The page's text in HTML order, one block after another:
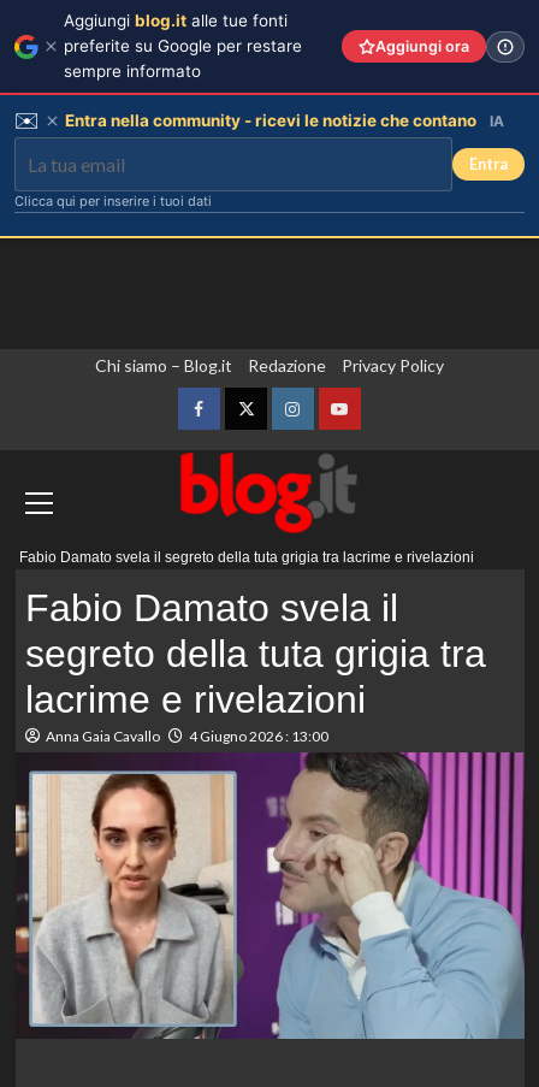
Chi siamo – Blog.it Redazione Privacy Policy
FacebookTwitterInstagramYouTube
Fabio Damato svela il segreto della tuta grigia tra lacrime e rivelazioni
Fabio Damato svela il
segreto della tuta grigia tra
lacrime e rivelazioni
Anna Gaia Cavallo 4 Giugno 2026 : 13:00
Aggiungi blog.it alle tue fonti
preferite su Google per restare
sempre informato
Aggiungi ora
✉️ Entra nella community - ricevi le notizie che contano IA
Entra
Clicca qui per inserire i tuoi dati